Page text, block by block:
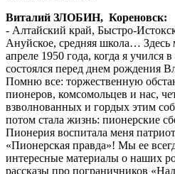
Виталий ЗЛОБИН, Кореновск:
- Алтайский край, Быстро-
Ануйское, средняя школа…
апреле 1950 года, когда я учился
состоялся перед днем рождения
Помню все: торжественную
пионеров, комсомольцев и нас,
взволнованных и гордых этим
потом стала жизнь: пионерские
Пионерия воспитала меня
«Пионерская правда»! Мы ее
интересные материалы о наших
рассказы про пограничников